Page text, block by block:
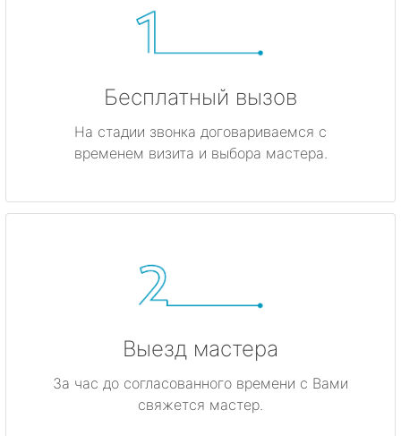
Бесплатный вызов
На стадии звонка договариваемся с
временем визита и выбора мастера.
Выезд мастера
За час до согласованного времени с Вами
свяжется мастер.